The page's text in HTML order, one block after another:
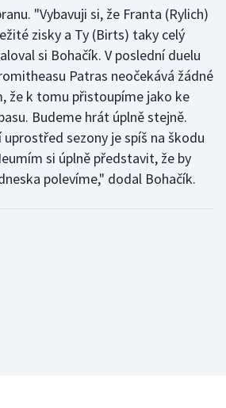
"Vybavuji si, že Franta (Rylich)
zisky a Ty (Birts) taky celý
si Bohačík. V poslední duelu
Patras neočekává žádné
že k tomu přistoupíme jako ke
Budeme hrát úplně stejně.
sezony je spíš na škodu
si úplně představit, že by
polevíme," dodal Bohačík.